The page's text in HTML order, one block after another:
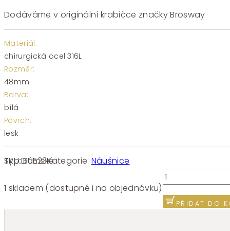
Dodáváme v originální krabičce značky Brosway
Materiál:
chirurgická ocel 316L
Rozměr:
48mm
Barva:
bílá
Povrch:
lesk
SKU:BUE23Kategorie: Náušnice
Typ:Dámské
1 skladem (dostupné i na objednávku)
Náušnice
Brosway
MUSE
BUE23
PŘIDAT DO